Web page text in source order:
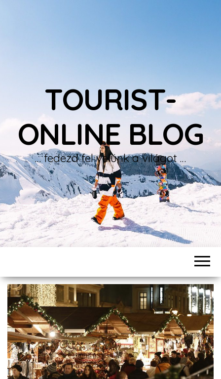
TOURIST-
ONLINE BLOG
… fedezd fel velünk a világot …